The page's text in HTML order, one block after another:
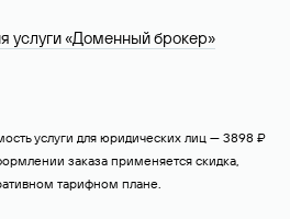
услуги «Доменный брокер»
услуги для юридических лиц — 3898 ₽
заказа применяется скидка,
тарифном плане.